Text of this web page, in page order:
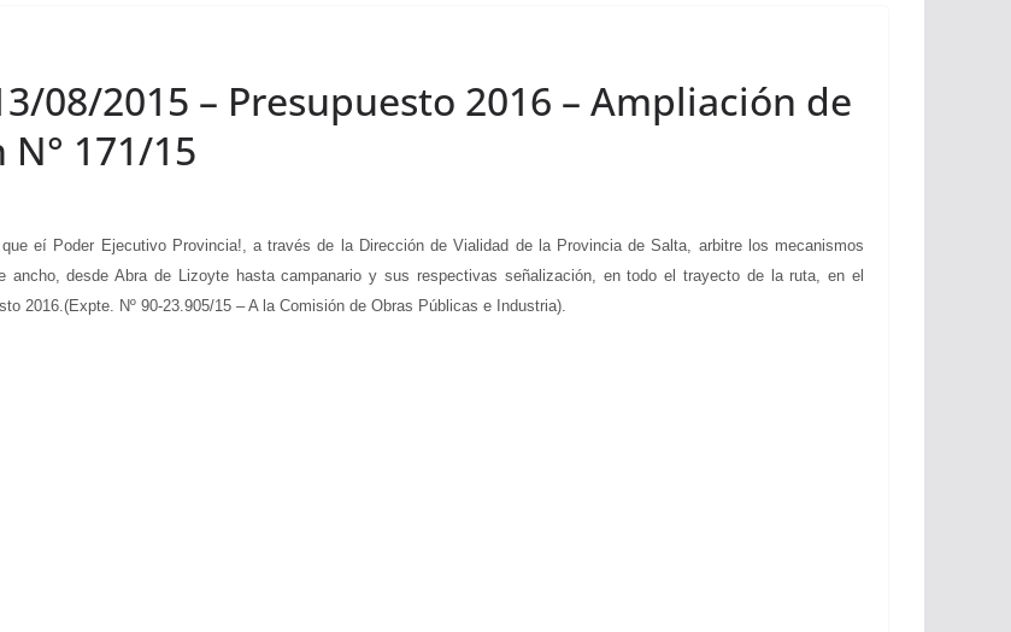
08/2015 – Presupuesto 2016 – Ampliación de
N° 171/15
eí Poder Ejecutivo Provincia!, a través de la Dirección de Vialidad de la Provincia de Salta, arbitre los mecanismos
desde Abra de Lizoyte hasta campanario y sus respectivas señalización, en todo el trayecto de la ruta, en el
2016.(Expte. Nº 90-23.905/15 – A la Comisión de Obras Públicas e Industria).